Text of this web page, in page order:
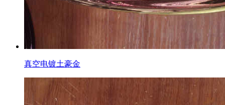
真空电镀土豪金